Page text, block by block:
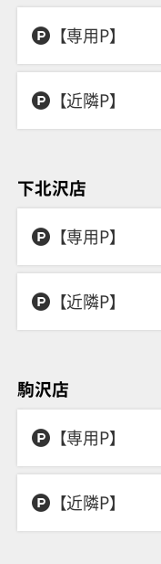
【専用P】
【近隣P】
下北沢店
【専用P】
【近隣P】
駒沢店
【専用P】
【近隣P】